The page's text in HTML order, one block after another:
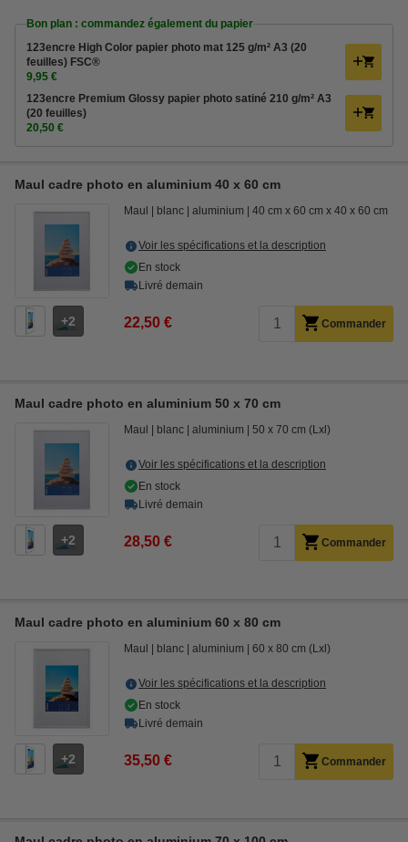
Bon plan : commandez également du papier
123encre High Color papier photo mat 125 g/m² A3 (20
feuilles) FSC®
9,95 €
123encre Premium Glossy papier photo satiné 210 g/m² A3
(20 feuilles)
20,50 €
Maul cadre photo en aluminium 40 x 60 cm
2
Maul blanc aluminium 40 cm x 60 cm x 40 x 60 cm
Voir les spécifications et la description
En stock
Livré demain
22,50 € Commander
Maul cadre photo en aluminium 50 x 70 cm
2
Maul blanc aluminium 50 x 70 cm (Lxl)
Voir les spécifications et la description
En stock
Livré demain
28,50 € Commander
Maul cadre photo en aluminium 60 x 80 cm
2
Maul blanc aluminium 60 x 80 cm (Lxl)
Voir les spécifications et la description
En stock
Livré demain
35,50 € Commander